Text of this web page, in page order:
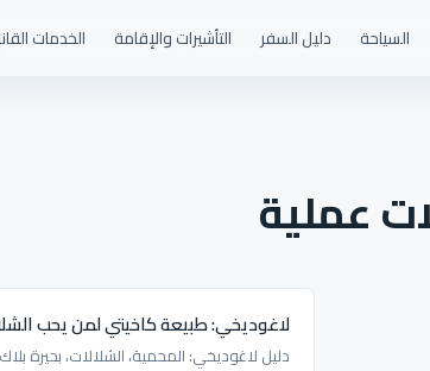
السياحة دليل السفر التأشيرات والإقامة الخدمات
عملية
لاغوديخي: طبيعة كاخيتي لمن يحب
دليل لاغوديخي: المحمية، الشلالات، بحيرة